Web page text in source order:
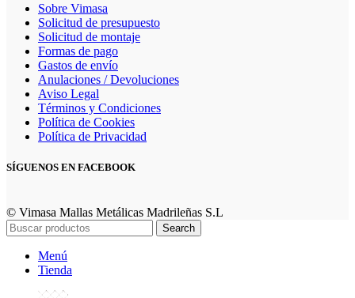
Sobre Vimasa
Solicitud de presupuesto
Solicitud de montaje
Formas de pago
Gastos de envío
Anulaciones / Devoluciones
Aviso Legal
Términos y Condiciones
Política de Cookies
Política de Privacidad
SÍGUENOS EN FACEBOOK
© Vimasa Mallas Metálicas Madrileñas S.L
Search
Menú
Tienda